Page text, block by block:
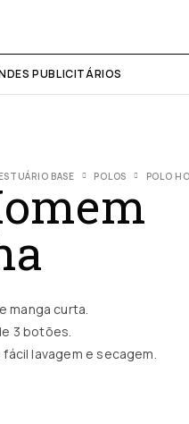
PUBLICITÁRIOS
BASE POLOS POLO
manga curta.
3 botões.
lavagem e secagem.